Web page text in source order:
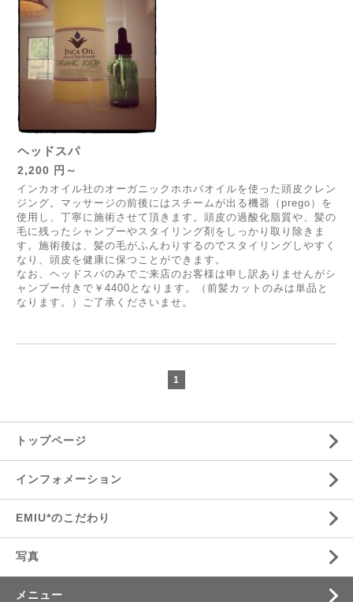
ヘッドスパ
2,200 円～
インカオイル社のオーガニックホホバオイルを使った頭皮クレン
ジング。マッサージの前後にはスチームが出る機器（prego）を
使用し、丁寧に施術させて頂きます。頭皮の過酸化脂質や、髪の
毛に残ったシャンプーやスタイリング剤をしっかり取り除きま
す。施術後は、髪の毛がふんわりするのでスタイリングしやすく
なり、頭皮を健康に保つことができます。
なお、ヘッドスパのみでご来店のお客様は申し訳ありませんがシ
ャンプー付きで￥4400となります。（前髪カットのみは単品と
なります。）ご了承くださいませ。
1
トップページ
インフォメーション
EMIU*のこだわり
写真
メニュー